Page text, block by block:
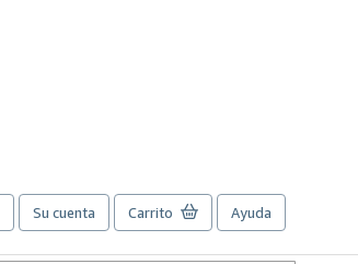
Su cuenta Carrito Ayuda